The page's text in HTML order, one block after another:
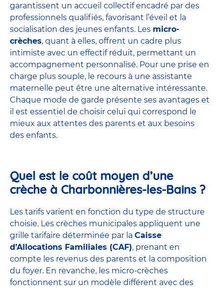
garantissent un accueil collectif encadré par des
professionnels qualifiés, favorisant l’éveil et la
socialisation des jeunes enfants. Les micro-
crèches, quant à elles, offrent un cadre plus
intimiste avec un effectif réduit, permettant un
accompagnement personnalisé. Pour une prise en
charge plus souple, le recours à une assistante
maternelle peut être une alternative intéressante.
Chaque mode de garde présente ses avantages et
il est essentiel de choisir celui qui correspond le
mieux aux attentes des parents et aux besoins
des enfants.
Quel est le coût moyen d’une
crèche à Charbonnières-les-Bains ?
Les tarifs varient en fonction du type de structure
choisie. Les crèches municipales appliquent une
grille tarifaire déterminée par la Caisse
d’Allocations Familiales (CAF), prenant en
compte les revenus des parents et la composition
du foyer. En revanche, les micro-crèches
fonctionnent sur un modèle différent avec des